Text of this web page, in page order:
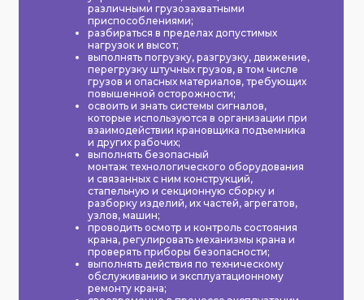
различными грузозахватными
приспособлениями;
разбираться в пределах допустимых
нагрузок и высот;
выполнять погрузку, разгрузку, движение,
перегрузку штучных грузов, в том числе
грузов и опасных материалов, требующих
повышенной осторожности;
освоить и знать системы сигналов,
которые используются в организации при
взаимодействии крановщика подъемника
и других рабочих;
выполнять безопасный
монтаж технологического оборудования
и связанных с ним конструкций,
стапельную и секционную сборку и
разборку из­делий, их частей, агрегатов,
узлов, машин;
проводить осмотр и контроль состояния
крана, регулировать механизмы крана и
проверять приборы безопасности;
выполнять действия по техническому
обслуживанию и эксплуатационному
ремонту крана;